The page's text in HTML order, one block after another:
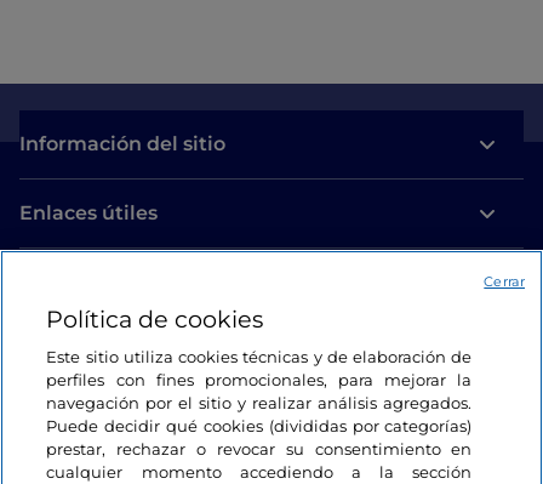
Información del sitio
Enlaces útiles
Estamos en contacto
Política de cookies
Este sitio utiliza cookies técnicas y de elaboración de
perfiles con fines promocionales, para mejorar la
navegación por el sitio y realizar análisis agregados.
Puede decidir qué cookies (divididas por categorías)
prestar, rechazar o revocar su consentimiento en
cualquier momento accediendo a la sección
Cerrar